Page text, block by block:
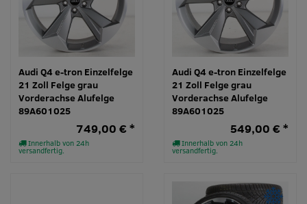
Audi Q4 e-tron Einzelfelge
21 Zoll Felge grau
Vorderachse Alufelge
89A601025
Innerhalb von 24h
versandfertig.
749,00 € *
Audi Q4 e-tron Einzelfelge
21 Zoll Felge grau
Vorderachse Alufelge
89A601025
Innerhalb von 24h
versandfertig.
549,00 € *